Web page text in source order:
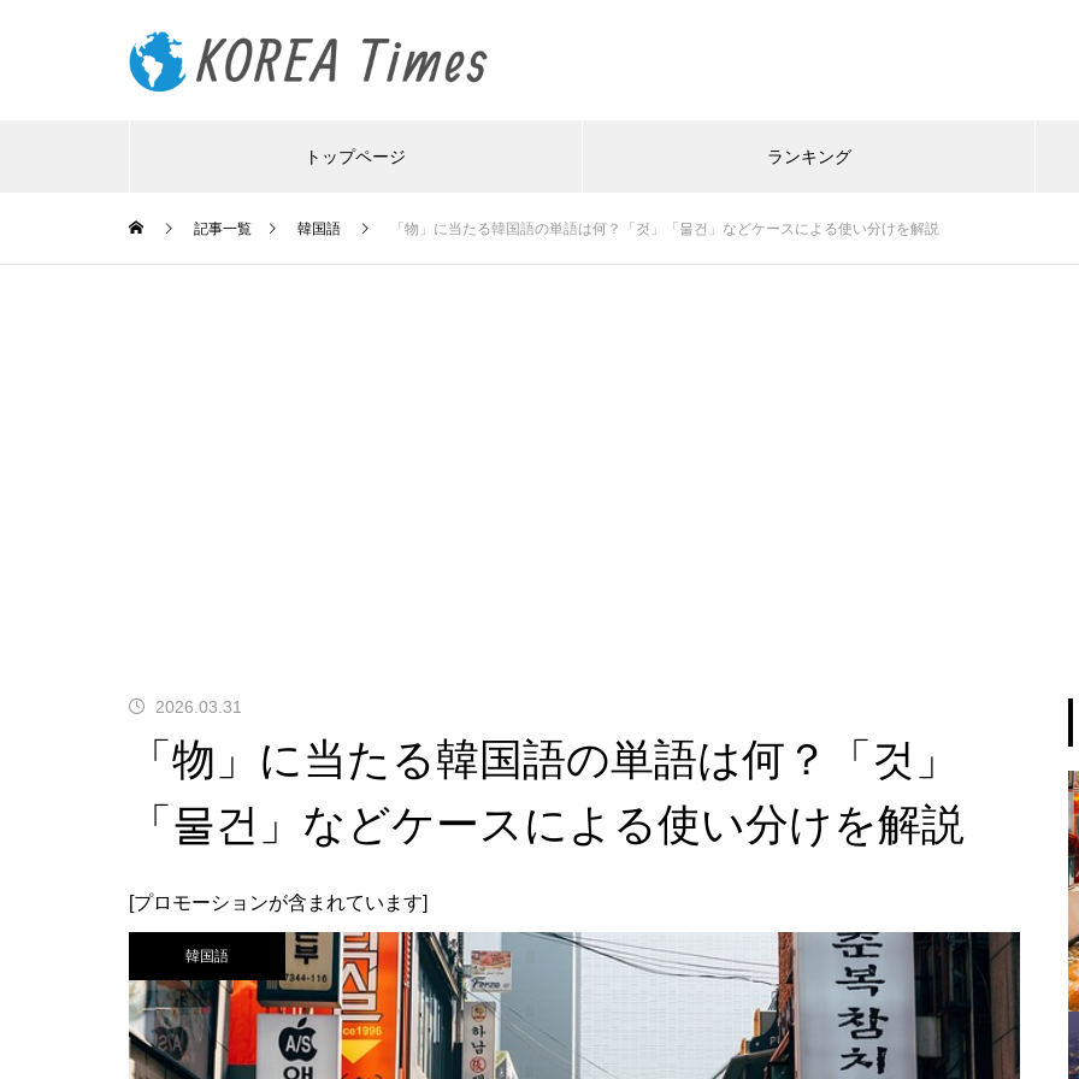
トップページ ランキング
記事一覧 韓国語 「物」に当たる韓国語の単語は何？「것」「물건」などケースによる使い分けを解説
2026.03.31
「物」に当たる韓国語の単語は何？「것」
「물건」などケースによる使い分けを解説
[プロモーションが含まれています]
韓国語